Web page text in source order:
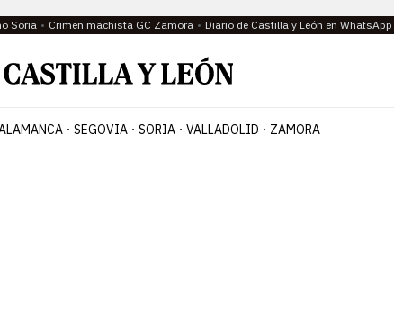
Soria Crimen machista GC Zamora Diario de Castilla y León en WhatsApp
SEGOVIA SORIA VALLADOLID ZAMORA